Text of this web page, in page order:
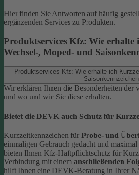
Hier finden Sie Antworten auf häufig
ergänzenden Services zu Produkten.
Produktservices Kfz: Wie erhalte
Wechsel-, Moped- und
Produktservices Kfz: Wie erhalte ich
Wir erklären Ihnen die Besonderheiten der
und wo und wie Sie diese erhalten.
Bietet die DEVK auch Schutz für
Kurzzeitkennzeichen für Probe- und
einmaligen Gebrauch gedacht und maximal
bieten Ihnen Kfz-Haftpflichtschutz für
Verbindung mit einem anschließenden
hilft Ihnen eine DEVK-Beratung in Ihrer